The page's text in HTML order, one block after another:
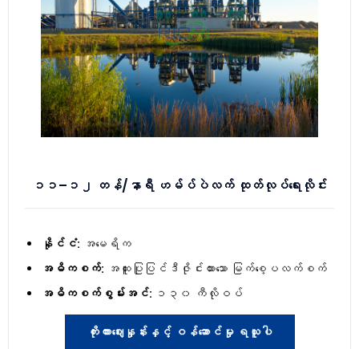
၁၁–၁၂ တန်/နာရီ ဟမ်ပ်ပဲလက် ထုတ်လုပ်ရေးလိုင်း
နိုင်ငံ: အမေရိက
အဓိကစက်: အထူးပြုပြင်ဒီဇိုင်းထားသော မြက်စေ့ပလက်စက်
အဓိကစက်စွမ်းအင်: ၁၃၀ ကီလိုဝပ်
ကိုးကားဈေးနှုန်းနှင့် ဝန်ဆောင်မှု ရယူပါ